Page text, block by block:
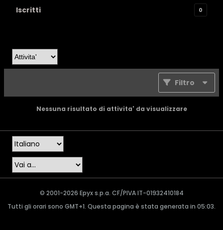
Iscritti 0
Filtro
Nessuna risultato di attivita' da visualizzare
© 2001-2026 Epyx s.p.a. CF/PIVA IT-01932410184
Tutti gli orari sono GMT+1. Questa pagina è stata generata in 05:03.